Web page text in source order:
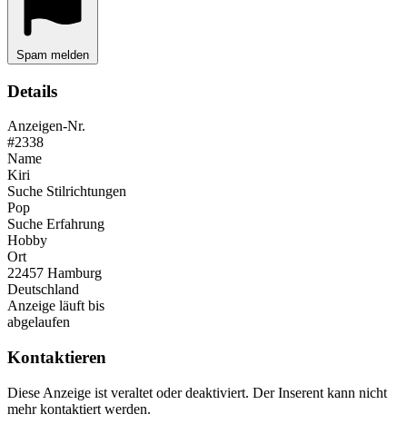
Spam melden
Details
Anzeigen-Nr.
#2338
Name
Kiri
Suche Stilrichtungen
Pop
Suche Erfahrung
Hobby
Ort
22457 Hamburg
Deutschland
Anzeige läuft bis
abgelaufen
Kontaktieren
Diese Anzeige ist veraltet oder deaktiviert. Der Inserent kann nicht
mehr kontaktiert werden.